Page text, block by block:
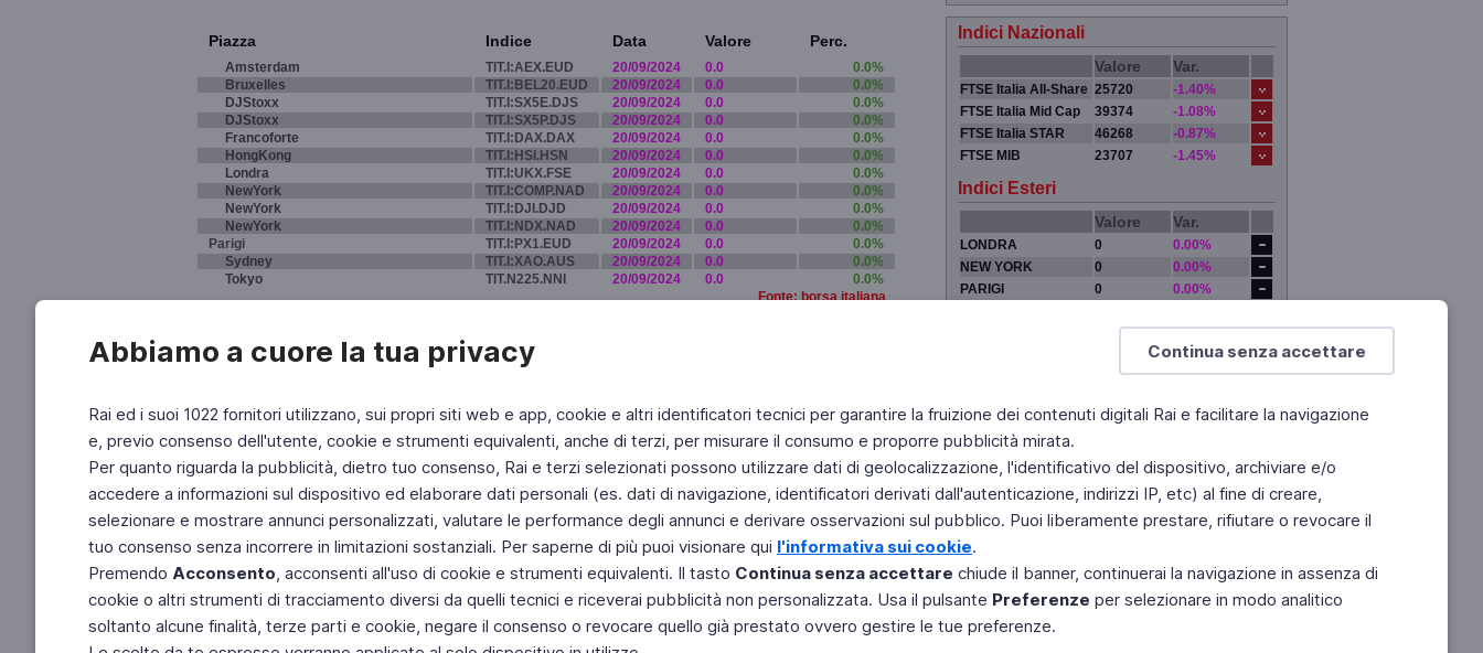
Continua senza accettare
Abbiamo a cuore la tua privacy
Rai ed i suoi 1022 fornitori utilizzano, sui propri siti web e app, cookie e altri identificatori tecnici per garantire la fruizione dei contenuti digitali Rai e facilitare la navigazione
e, previo consenso dell'utente, cookie e strumenti equivalenti, anche di terzi, per misurare il consumo e proporre pubblicità mirata.
Per quanto riguarda la pubblicità, dietro tuo consenso, Rai e terzi selezionati possono utilizzare dati di geolocalizzazione, l'identificativo del dispositivo, archiviare e/o
accedere a informazioni sul dispositivo ed elaborare dati personali (es. dati di navigazione, identificatori derivati dall'autenticazione, indirizzi IP, etc) al fine di creare,
selezionare e mostrare annunci personalizzati, valutare le performance degli annunci e derivare osservazioni sul pubblico. Puoi liberamente prestare, rifiutare o revocare il
tuo consenso senza incorrere in limitazioni sostanziali. Per saperne di più puoi visionare qui l'informativa sui cookie.
Premendo Acconsento, acconsenti all'uso di cookie e strumenti equivalenti. Il tasto Continua senza accettare chiude il banner, continuerai la navigazione in assenza di
cookie o altri strumenti di tracciamento diversi da quelli tecnici e riceverai pubblicità non personalizzata. Usa il pulsante Preferenze per selezionare in modo analitico
soltanto alcune finalità, terze parti e cookie, negare il consenso o revocare quello già prestato ovvero gestire le tue preferenze.
Piazza Indice Data Valore Perc.
Amsterdam TIT.I:AEX.EUD 20/09/2024 0.0
0.0%
Bruxelles
TIT.I:BEL20.EUD 20/09/2024 0.0
0.0%
DJStoxx
TIT.I:SX5E.DJS 20/09/2024 0.0
0.0%
DJStoxx
TIT.I:SX5P.DJS 20/09/2024 0.0
0.0%
Francoforte
TIT.I:DAX.DAX 20/09/2024 0.0
0.0%
HongKong
TIT.I:HSI.HSN 20/09/2024 0.0
0.0%
Londra
TIT.I:UKX.FSE 20/09/2024 0.0
0.0%
NewYork
TIT.I:COMP.NAD 20/09/2024 0.0
0.0%
NewYork
TIT.I:DJI.DJD 20/09/2024 0.0
0.0%
NewYork
TIT.I:NDX.NAD 20/09/2024 0.0
0.0%
Parigi
TIT.I:PX1.EUD 20/09/2024 0.0
0.0%
Sydney
TIT.I:XAO.AUS 20/09/2024 0.0
0.0%
Tokyo
TIT.N225.NNI 20/09/2024 0.0
0.0%
Fonte: borsa italiana
Indici Nazionali
Valore Var.
FTSE Italia All-Share 25720
-1.40%
FTSE Italia Mid Cap
39374
-1.08%
FTSE Italia STAR
46268
-0.87%
FTSE MIB
23707 -1.45%
Indici Esteri
Valore Var.
LONDRA 0
0.00%
NEW YORK
0
0.00%
PARIGI
0
0.00%
Fai di Televideo la tua Home Page Chi Siamo
Copyright © 2011 Rai - Tutti i diritti riservati
Engineered by RAI - Reti e Piattaforme